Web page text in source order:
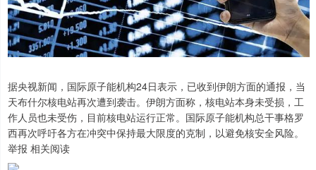
据央视新闻，国际原子能机构24日表示，已收到伊朗方面的通报，当
天布什尔核电站再次遭到袭击。伊朗方面称，核电站本身未受损，工
作人员也未受伤，目前核电站运行正常。国际原子能机构总干事格罗
西再次呼吁各方在冲突中保持最大限度的克制，以避免核安全风险。
举报 相关阅读